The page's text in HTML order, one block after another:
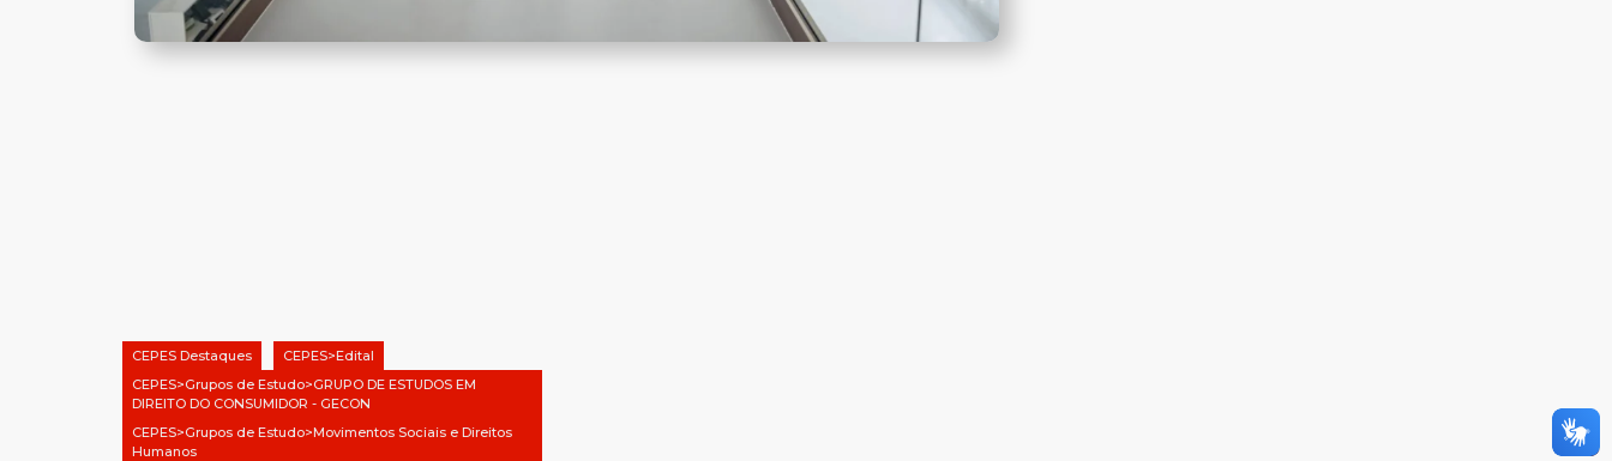
CEPES Destaques
CEPES>Edital
CEPES>Grupos de Estudo>GRUPO DE ESTUDOS EM
DIREITO DO CONSUMIDOR - GECON
CEPES>Grupos de Estudo>Movimentos Sociais e Direitos
Humanos